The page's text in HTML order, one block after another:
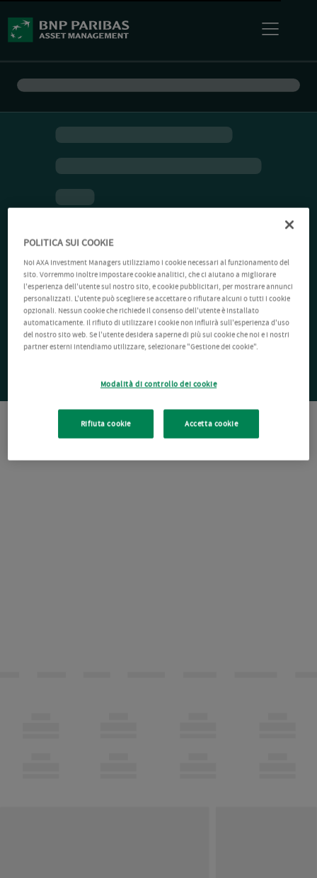
POLITICA SUI COOKIE
Noi AXA Investment Managers utilizziamo i cookie necessari al funzionamento del
sito. Vorremmo inoltre impostare cookie analitici, che ci aiutano a migliorare
l'esperienza dell'utente sul nostro sito, e cookie pubblicitari, per mostrare annunci
personalizzati. L'utente può scegliere se accettare o rifiutare alcuni o tutti i cookie
opzionali. Nessun cookie che richiede il consenso dell'utente è installato
automaticamente. Il rifiuto di utilizzare i cookie non influirà sull'esperienza d'uso
del nostro sito web. Se l'utente desidera saperne di più sui cookie che noi e i nostri
partner esterni intendiamo utilizzare, selezionare "Gestione dei cookie".
Modalità di controllo dei cookie
Rifiuta cookie Accetta cookie